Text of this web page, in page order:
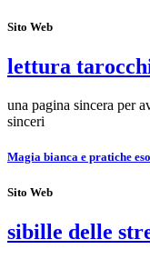
Sito Web
lettura
una pagina sincera per
sinceri
Magia bianca e pratiche
Sito Web
sibille delle